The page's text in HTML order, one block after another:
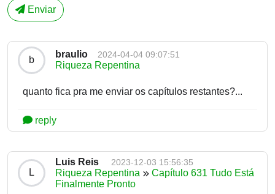
Enviar
b
braulio 2024-04-04 09:07:51
Riqueza Repentina
quanto fica pra me enviar os capítulos restantes?...
reply
L
Luis Reis 2023-12-03 15:56:35
Riqueza Repentina
Capítulo 631 Tudo Está
Finalmente Pronto